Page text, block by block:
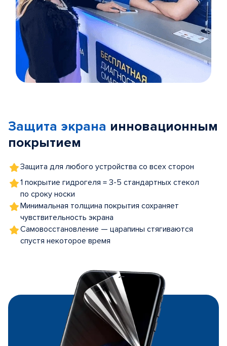
5
Защита экрана инновационным
покрытием
Защита для любого устройства со всех сторон
1 покрытие гидрогеля = 3-5 стандартных стекол
по сроку носки
Минимальная толщина покрытия сохраняет
чувствительность экрана
Самовосстановление — царапины стягиваются
спустя некоторое время